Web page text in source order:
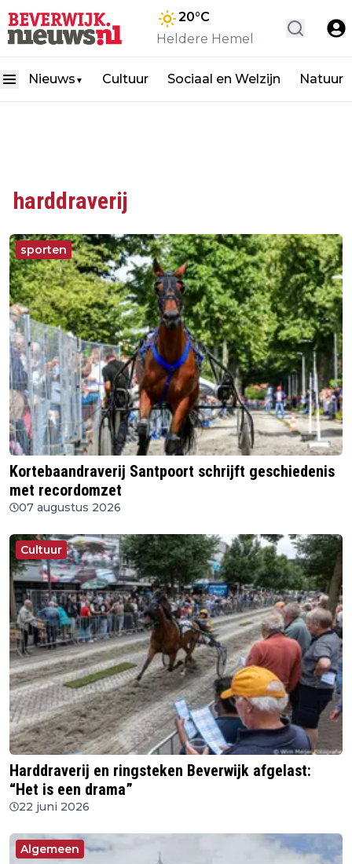
20°C
Heldere Hemel
Nieuws ▼ Cultuur Sociaal en Welzijn Natuur
harddraverij
sporten
Kortebaandraverij Santpoort schrijft geschiedenis
met recordomzet
07 augustus 2026
Cultuur
Harddraverij en ringsteken Beverwijk afgelast:
“Het is een drama”
22 juni 2026
Algemeen